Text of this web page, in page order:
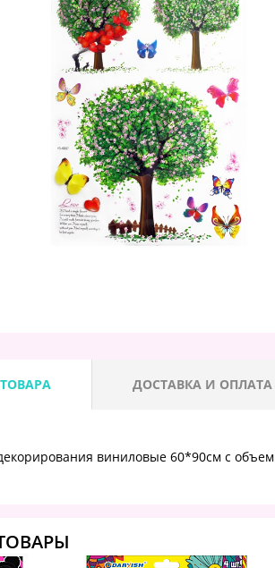
ДОСТАВКА И ОПЛАТА
виниловые 60*90см с